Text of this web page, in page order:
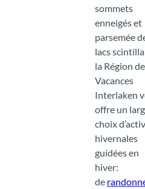
sommets
enneigés et
parsemée
lacs
la Région de
Vacances
Interlaken
offre un
choix
hivernales
guidées en
hiver:
de